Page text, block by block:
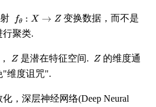
变换数据，而不是
行聚类.
是潜在特征空间.
的维度通
"维度诅咒".
，深层神经网络(Deep Neural